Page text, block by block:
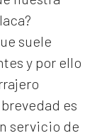
suele
y por ello
es
servicio de